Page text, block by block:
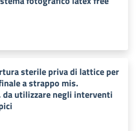
sterile priva di lattice per
a strappo mis.
da utilizzare negli interventi